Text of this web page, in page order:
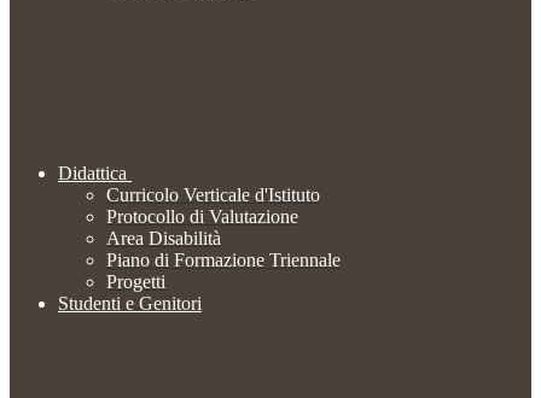
Didattica
Curricolo Verticale d'Istituto
Protocollo di Valutazione
Area Disabilità
Piano di Formazione Triennale
Progetti
Studenti e Genitori